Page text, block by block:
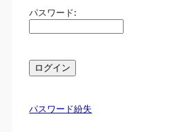
パスワード:
パスワード紛失